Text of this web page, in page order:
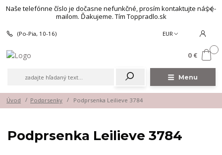
Naše telefónne číslo je dočasne nefunkčné, prosím kontaktujte nás e-
mailom. Ďakujeme. Tím Toppradlo.sk
Menu
EUR
(Po-Pia, 10-16)
0 €
Úvod Podprsenky Podprsenka Leilieve 3784
Podprsenka Leilieve 3784